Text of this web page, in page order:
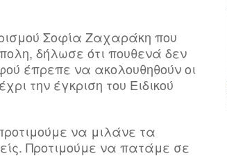
Σοφία Ζαχαράκη που
δήλωσε ότι πουθενά δεν
έπρεπε να ακολουθηθούν οι
την έγκριση του Ειδικού
να μιλάνε τα
Προτιμούμε να πατάμε σε